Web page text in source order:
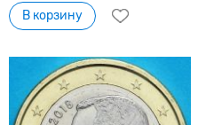
В корзину